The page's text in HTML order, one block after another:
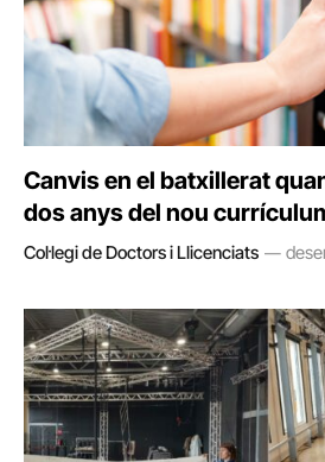
Canvis en el batxillerat
dos anys del nou
Col·legi de Doctors i Llicenciats